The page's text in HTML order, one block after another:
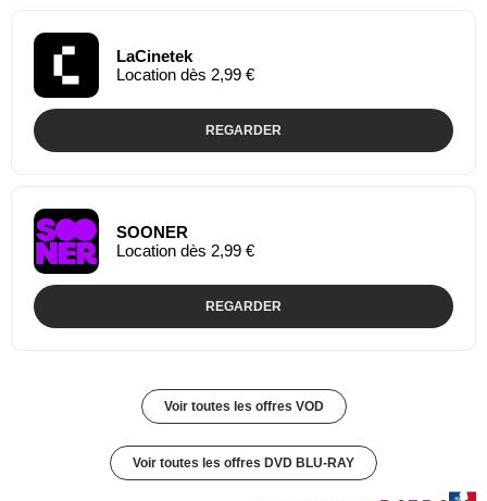
LaCinetek
Location dès 2,99 €
REGARDER
SOONER
Location dès 2,99 €
REGARDER
Voir toutes les offres VOD
Voir toutes les offres DVD BLU-RAY